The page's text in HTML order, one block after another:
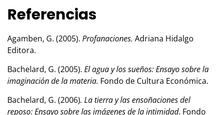
Referencias
Agamben, G. (2005). Profanaciones. Adriana Hidalgo
Editora.
Bachelard, G. (2005). El agua y los sueños: Ensayo sobre la
imaginación de la materia. Fondo de Cultura Económica.
Bachelard, G. (2006). La tierra y las ensoñaciones del
reposo: Ensayo sobre las imágenes de la intimidad. Fondo